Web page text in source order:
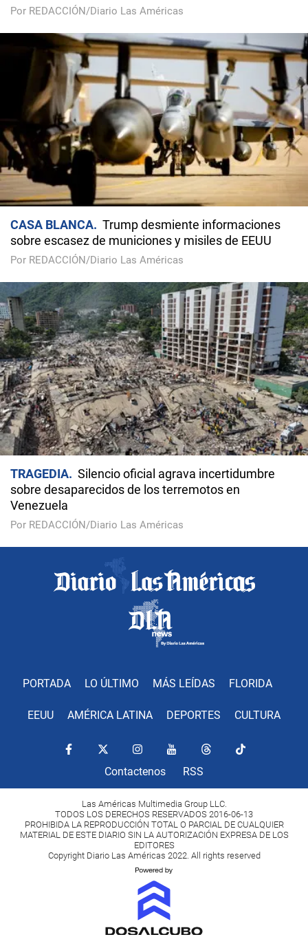
Por REDACCIÓN/Diario Las Américas
CASA BLANCA
Trump desmiente informaciones
sobre escasez de municiones y misiles de EEUU
Por REDACCIÓN/Diario Las Américas
TRAGEDIA
Silencio oficial agrava incertidumbre
sobre desaparecidos de los terremotos en
Venezuela
Por REDACCIÓN/Diario Las Américas
PORTADA LO ÚLTIMO MÁS LEÍDAS FLORIDA
EEUU AMÉRICA LATINA DEPORTES CULTURA
Contactenos RSS
Las Américas Multimedia Group LLC.
TODOS LOS DERECHOS RESERVADOS 2016-06-13
PROHIBIDA LA REPRODUCCIÓN TOTAL O PARCIAL DE CUALQUIER
MATERIAL DE ESTE DIARIO SIN LA AUTORIZACIÓN EXPRESA DE LOS
EDITORES
Copyright Diario Las Américas 2022. All rights reserved